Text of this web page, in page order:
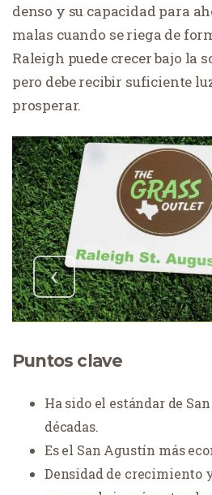
denso y su capacidad para
malas cuando se riega de
Raleigh puede crecer bajo la
pero debe recibir suficiente
prosperar.
‹
Puntos clave
Ha sido el estándar de
décadas.
Es el San Agustín más
Densidad de crecimiento